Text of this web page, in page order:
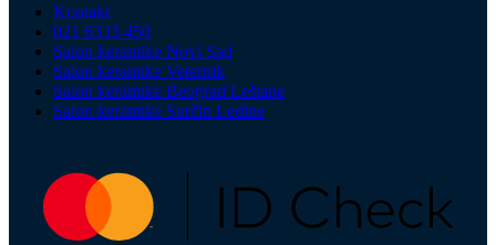
Kontakt
021 6333 450
Salon keramike Novi Sad
Salon keramike Veternik
Salon keramike Beograd Leštane
Salon keramike Surčin Ledine